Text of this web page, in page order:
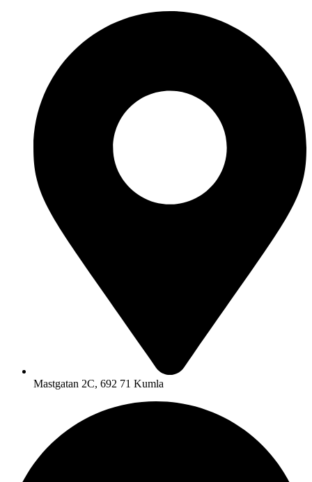
Mastgatan 2C, 692 71 Kumla